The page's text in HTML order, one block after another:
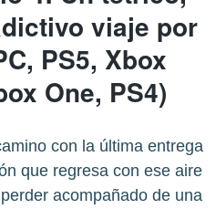
viaje por
PS5, Xbox
One, PS4)
con la última entrega
que regresa con ese aire
acompañado de una